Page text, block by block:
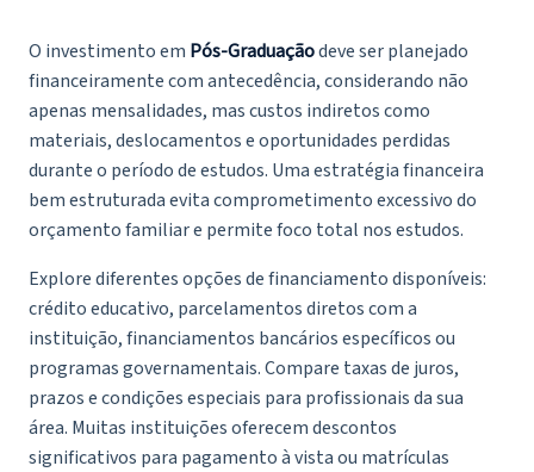
O investimento em Pós-Graduaçãodeve ser planejado
financeiramente com antecedência, considerando não
apenas mensalidades, mas custos indiretos como
materiais, deslocamentos e oportunidades perdidas
durante o período de estudos. Uma estratégia financeira
bem estruturada evita comprometimento excessivo do
orçamento familiar e permite foco total nos estudos.
Explore diferentes opções de financiamento disponíveis:
crédito educativo, parcelamentos diretos com a
instituição, financiamentos bancários específicos ou
programas governamentais. Compare taxas de juros,
prazos e condições especiais para profissionais da sua
área. Muitas instituições oferecem descontos
significativos para pagamento à vista ou matrículas